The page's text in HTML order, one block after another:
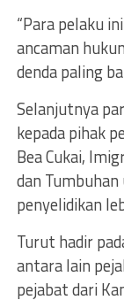
“Para pelaku
ancaman
denda paling
Selanjutnya
kepada pihak
Bea Cukai,
dan
penyelidikan
Turut hadir
antara lain
pejabat dari